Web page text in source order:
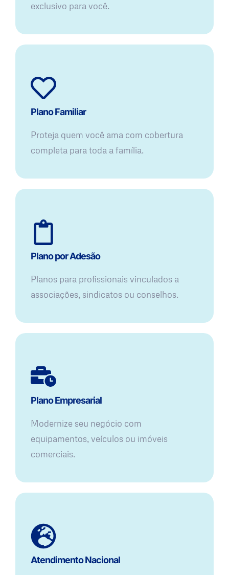
exclusivo para você.
Plano Familiar
Proteja quem você ama com cobertura
completa para toda a família.
Plano por Adesão
Planos para profissionais vinculados a
associações, sindicatos ou conselhos.
Plano Empresarial
Modernize seu negócio com
equipamentos, veículos ou imóveis
comerciais.
Atendimento Nacional